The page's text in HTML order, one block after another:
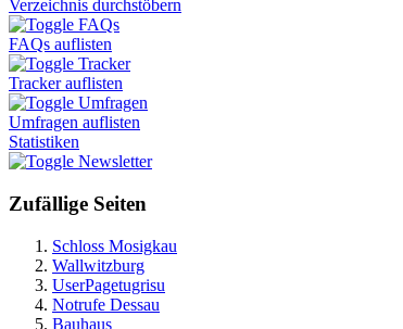
Verzeichnis durchstöbern
FAQs
FAQs auflisten
Tracker
Tracker auflisten
Umfragen
Umfragen auflisten
Statistiken
Newsletter
Zufällige Seiten
Schloss Mosigkau
Wallwitzburg
UserPagetugrisu
Notrufe Dessau
Bauhaus